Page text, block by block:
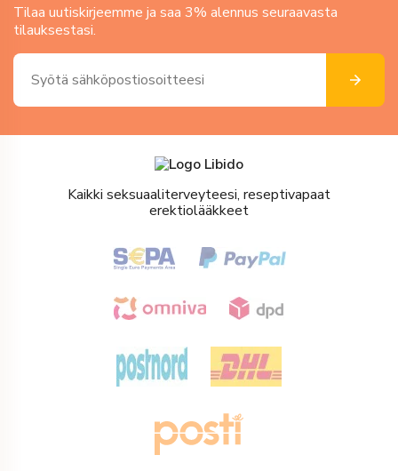
Tilaa uutiskirjeemme ja saa 3% alennus seuraavasta
tilauksestasi.
Kaikki seksuaaliterveyteesi, reseptivapaat
erektiolääkkeet